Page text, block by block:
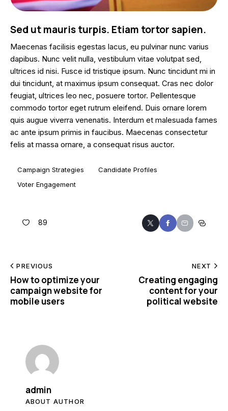
Sed ut mauris turpis. Etiam tortor sapien.
Maecenas facilisis egestas lacus, eu pulvinar nunc varius
dapibus. Nunc velit nulla, vestibulum vitae volutpat sed,
ultrices id nisi. Fusce id tristique ipsum. Nunc tincidunt mi in
dui tincidunt, at maximus ipsum consequat. Cras nec dolor
feugiat, ultrices leo nec, posuere tortor. Pellentesque
commodo tortor eget rutrum eleifend. Duis ornare lorem
quis augue viverra venenatis. Interdum et malesuada fames
ac ante ipsum primis in faucibus. Maecenas consectetur
felis at massa ornare, a consequat risus auctor.
Campaign Strategies
Candidate Profiles
Voter Engagement
89
PREVIOUS
How to optimize your
campaign website for
mobile users
NEXT
Creating engaging
content for your
political website
admin
ABOUT AUTHOR